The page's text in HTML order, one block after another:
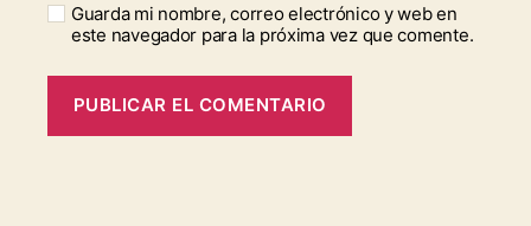
Guarda mi nombre, correo electrónico y web en
este navegador para la próxima vez que comente.